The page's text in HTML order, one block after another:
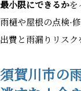
最小限にできるかを
雨樋や屋根の点検·
出費と雨漏りリスク
須賀川市の